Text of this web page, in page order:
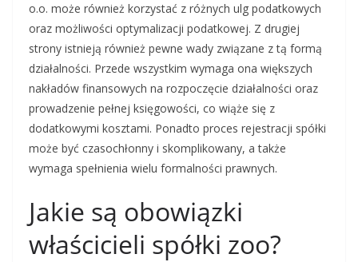
o.o. może również korzystać z różnych ulg podatkowych
oraz możliwości optymalizacji podatkowej. Z drugiej
strony istnieją również pewne wady związane z tą formą
działalności. Przede wszystkim wymaga ona większych
nakładów finansowych na rozpoczęcie działalności oraz
prowadzenie pełnej księgowości, co wiąże się z
dodatkowymi kosztami. Ponadto proces rejestracji spółki
może być czasochłonny i skomplikowany, a także
wymaga spełnienia wielu formalności prawnych.
Jakie są obowiązki
właścicieli spółki zoo?